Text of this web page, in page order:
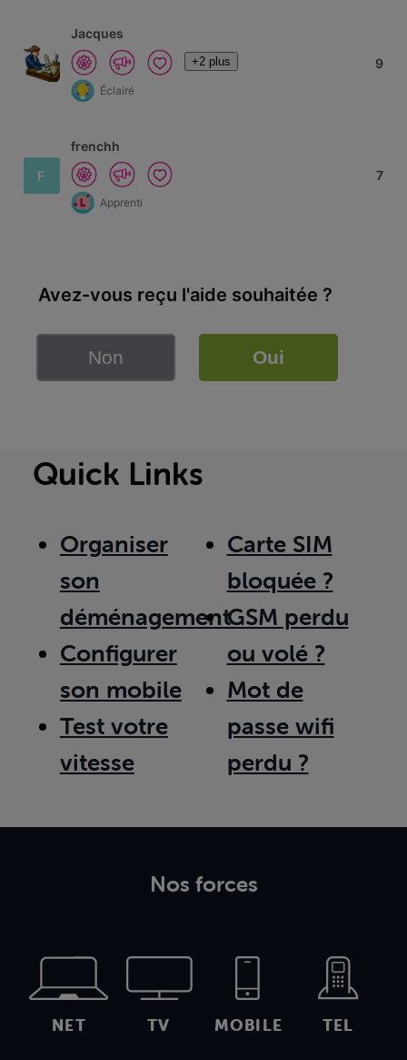
Jacques
+2 plus
Éclairé
9
F
frenchh
Apprenti
7
Avez-vous reçu l'aide souhaitée ?
Non Oui
Quick Links
Organiser
son
déménagement
Configurer
son mobile
Test votre
vitesse
Carte SIM
bloquée ?
GSM perdu
ou volé ?
Mot de
passe wifi
perdu ?
Nos forces
NET TV MOBILE TEL